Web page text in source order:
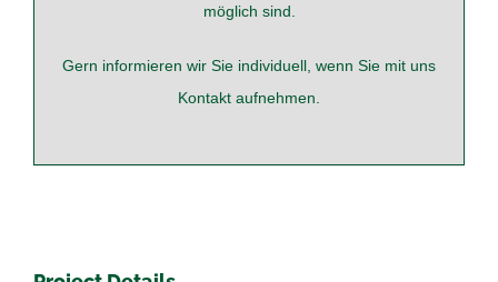
möglich sind.
Gern informieren wir Sie individuell, wenn Sie mit uns
Kontakt aufnehmen.